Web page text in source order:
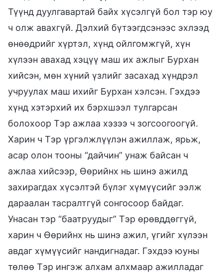
Түүнд дуулгавартай байх хүсэлгүй бол тэр юу
ч олж авахгүй. Дэлхий бүтээгдсэнээс эхлээд
өнөөдрийг хүртэл, хүнд ойлгомжгүй, хүн
хүлээн авахад хэцүү маш их ажлыг Бурхан
хийсэн, мөн хүний үзлийг засахад хүндрэл
учруулах маш ихийг Бурхан хэлсэн. Гэхдээ
хүнд хэтэрхий их бэрхшээл тулгарсан
болохоор Тэр ажлаа хэзээ ч зогсоогоогүй.
Харин ч Тэр үргэлжлүүлэн ажиллаж, ярьж,
асар олон тооны “дайчин” унаж байсан ч
ажлаа хийсээр, Өөрийнх нь шинэ ажилд
захирагдах хүсэлтэй бүлэг хүмүүсийг ээлж
дараалан тасралтгүй сонгосоор байдаг.
Унасан тэр “баатруудыг” Тэр өрөвддөггүй,
харин ч Өөрийнх нь шинэ ажил, үгийг хүлээн
авдаг хүмүүсийг нандигнадаг. Гэхдээ юуны
төлөө Тэр ингэж алхам алхмаар ажилладаг